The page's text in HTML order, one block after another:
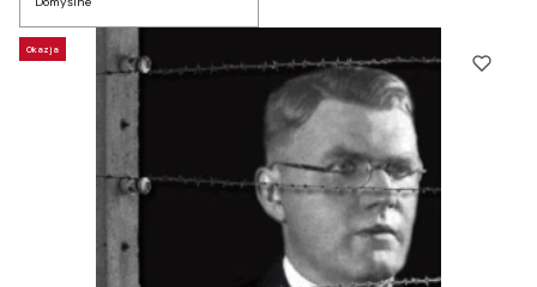
Okazja